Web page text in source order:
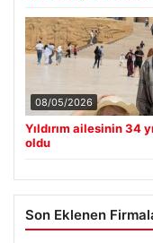
08/05/2026
Yıldırım ailesinin 34
oldu
Son Eklenen